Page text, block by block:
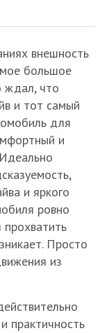
внешность
большое
ждал, что
и тот самый
для
и
и яркого
ровно
Просто
из
практичность